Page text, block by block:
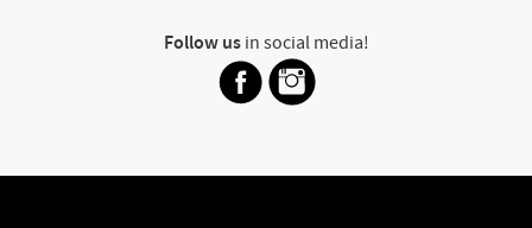
Follow usin social media!